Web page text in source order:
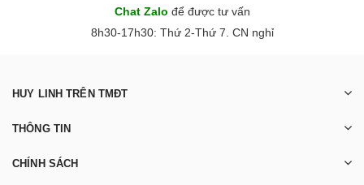
Chat Zalo để được tư vấn
8h30-17h30: Thứ 2-Thứ 7. CN nghỉ
HUY LINH TRÊN TMĐT
THÔNG TIN
CHÍNH SÁCH